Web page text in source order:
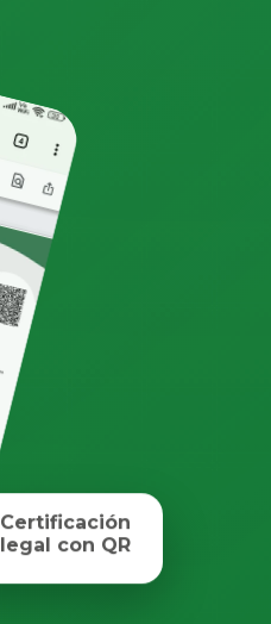
Certificación
legal con QR